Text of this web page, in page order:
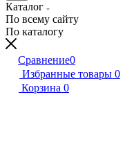
Каталог
По всему сайту
По каталогу
Сравнение0
Избранные товары 0
Корзина 0